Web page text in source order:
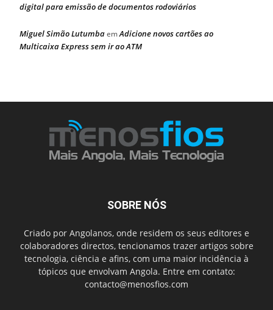
digital para emissão de documentos rodoviários
Miguel Simão LutumbaemAdicione novos cartões ao
Multicaixa Express sem ir ao ATM
SOBRE NÓS
Criado por Angolanos, onde residem os seus editores e
colaboradores directos, tencionamos trazer artigos sobre
tecnologia, ciência e afins, com uma maior incidência à
tópicos que envolvam Angola. Entre em contato:
contacto@menosfios.com